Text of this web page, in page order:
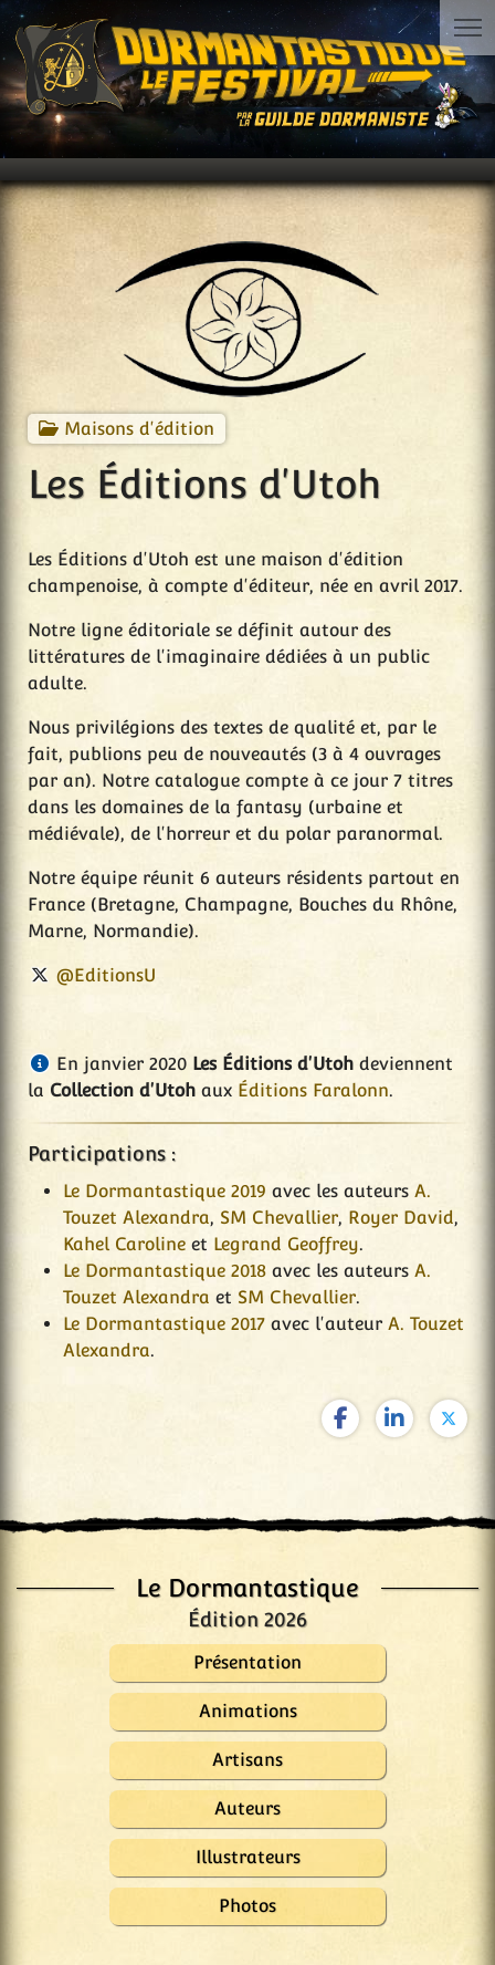
Le Dormantastique
Édition 2026
Présentation
Animations
Artisans
Auteurs
Illustrateurs
Photos
Maisons d'édition
Les Éditions d'Utoh
Les Éditions d'Utoh est une maison d'édition
champenoise, à compte d'éditeur, née en avril 2017.
Notre ligne éditoriale se définit autour des
littératures de l'imaginaire dédiées à un public
adulte.
Nous privilégions des textes de qualité et, par le
fait, publions peu de nouveautés (3 à 4 ouvrages
par an). Notre catalogue compte à ce jour 7 titres
dans les domaines de la fantasy (urbaine et
médiévale), de l'horreur et du polar paranormal.
Notre équipe réunit 6 auteurs résidents partout en
France (Bretagne, Champagne, Bouches du Rhône,
Marne, Normandie).
@EditionsU
En janvier 2020 Les Éditions d'Utohdeviennent
la Collection d'Utoh aux Éditions Faralonn.
Participations :
Le Dormantastique 2019 avec les auteurs A.
Touzet Alexandra, SM Chevallier, Royer David,
Kahel Caroline et Legrand Geoffrey.
Le Dormantastique 2018 avec les auteurs A.
Touzet Alexandra et SM Chevallier.
Le Dormantastique 2017 avec l'auteur A. Touzet
Alexandra.